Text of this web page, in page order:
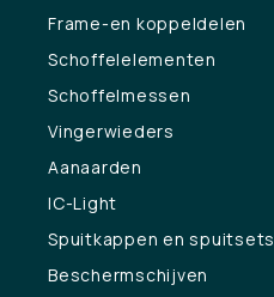
Frame-en koppeldelen
Schoffelelementen
Schoffelmessen
Vingerwieders
Aanaarden
IC-Light
Spuitkappen en spuitsets
Beschermschijven